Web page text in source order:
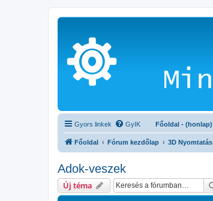
Gyors linkek GyIK Főoldal - (honlap)
Főoldal Fórum kezdőlap 3D Nyomtatás
Adok-veszek
Új téma